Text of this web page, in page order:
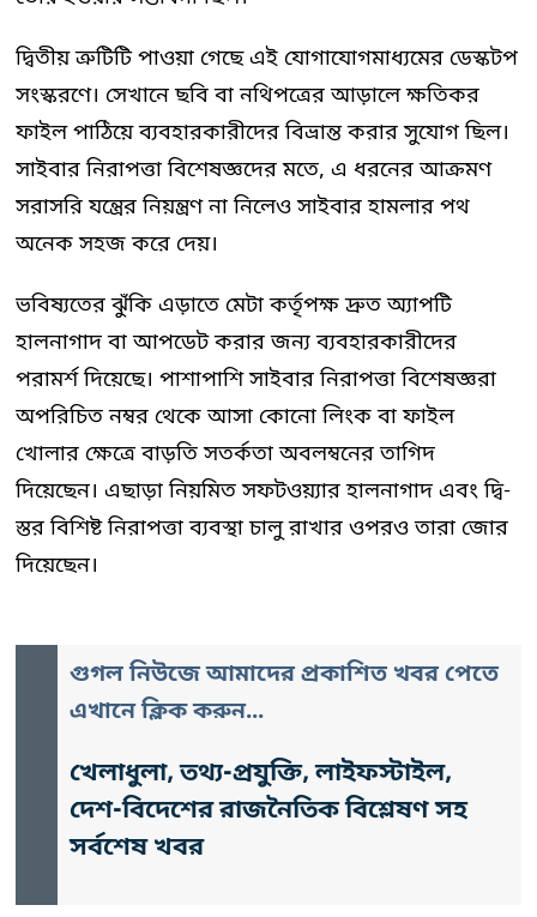
দ্বিতীয় ত্রুটিটি পাওয়া গেছে এই যোগাযোগমাধ্যমের ডেস্কটপ
সংস্করণে। সেখানে ছবি বা নথিপত্রের আড়ালে ক্ষতিকর
ফাইল পাঠিয়ে ব্যবহারকারীদের বিভ্রান্ত করার সুযোগ ছিল।
সাইবার নিরাপত্তা বিশেষজ্ঞদের মতে, এ ধরনের আক্রমণ
সরাসরি যন্ত্রের নিয়ন্ত্রণ না নিলেও সাইবার হামলার পথ
অনেক সহজ করে দেয়।
ভবিষ্যতের ঝুঁকি এড়াতে মেটা কর্তৃপক্ষ দ্রুত অ্যাপটি
হালনাগাদ বা আপডেট করার জন্য ব্যবহারকারীদের
পরামর্শ দিয়েছে। পাশাপাশি সাইবার নিরাপত্তা বিশেষজ্ঞরা
অপরিচিত নম্বর থেকে আসা কোনো লিংক বা ফাইল
খোলার ক্ষেত্রে বাড়তি সতর্কতা অবলম্বনের তাগিদ
দিয়েছেন। এছাড়া নিয়মিত সফটওয়্যার হালনাগাদ এবং দ্বি-
স্তর বিশিষ্ট নিরাপত্তা ব্যবস্থা চালু রাখার ওপরও তারা জোর
দিয়েছেন।
গুগল নিউজে আমাদের প্রকাশিত খবর পেতে
এখানে ক্লিক করুন...
খেলাধুলা, তথ্য-প্রযুক্তি, লাইফস্টাইল,
দেশ-বিদেশের রাজনৈতিক বিশ্লেষণ সহ
সর্বশেষ খবর